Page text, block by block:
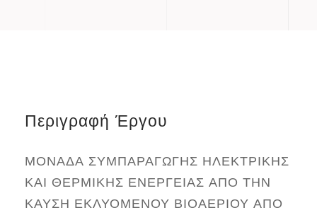
Περιγραφή Έργου
ΜΟΝΑΔΑ ΣΥΜΠΑΡΑΓΩΓΗΣ ΗΛΕΚΤΡΙΚΗΣ
ΚΑΙ ΘΕΡΜΙΚΗΣ ΕΝΕΡΓΕΙΑΣ ΑΠΟ ΤΗΝ
ΚΑΥΣΗ ΕΚΛΥΟΜΕΝΟΥ ΒΙΟΑΕΡΙΟΥ ΑΠΟ